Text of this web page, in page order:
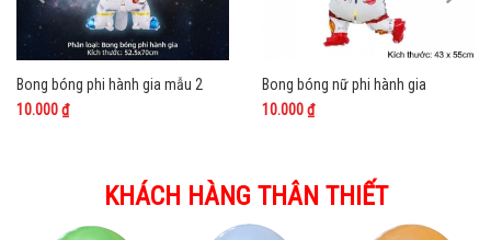
Bong bóng phi hành gia mẫu 2
10.000 ₫
Bong bóng nữ phi hành gia
10.000 ₫
KHÁCH HÀNG THÂN THIẾT